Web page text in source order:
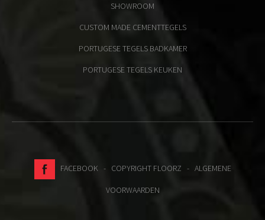
SHOWROOM
CUSTOM MADE CEMENTTEGELS
PORTUGESE TEGELS BADKAMER
PORTUGESE TEGELS KEUKEN
FACEBOOK- COPYRIGHT FLOORZ - ALGEMENE
VOORWAARDEN